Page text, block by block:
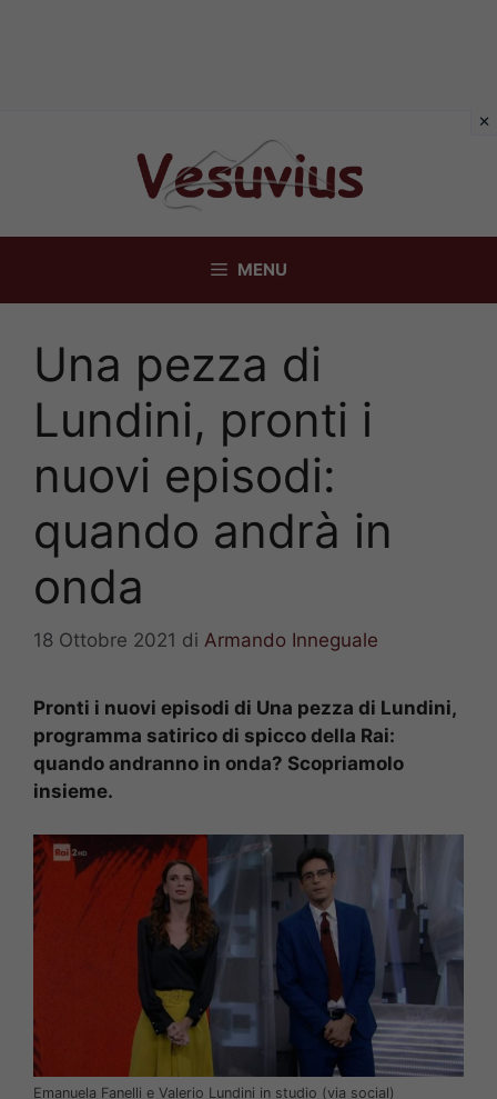
MENU
Una pezza di
Lundini, pronti i
nuovi episodi:
quando andrà in
onda
18 Ottobre 2021 di Armando Inneguale
Pronti i nuovi episodi di Una pezza di Lundini,
programma satirico di spicco della Rai:
quando andranno in onda? Scopriamolo
insieme.
Emanuela Fanelli e Valerio Lundini in studio (via social)